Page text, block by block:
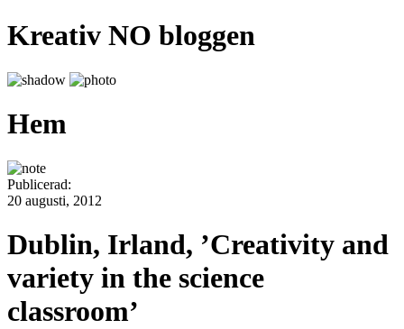
Kreativ NO bloggen
Hem
Publicerad:
20 augusti, 2012
Dublin, Irland, ’Creativity and
variety in the science
classroom’